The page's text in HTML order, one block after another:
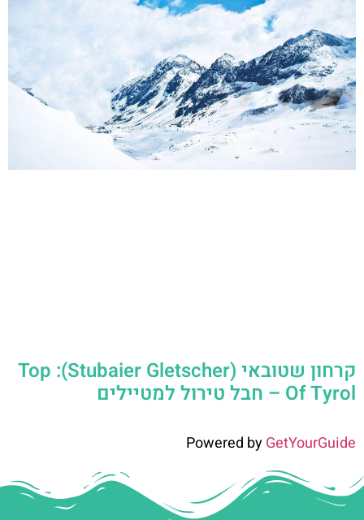
קרחון שטובאי (Stubaier Gletscher): Top
Of Tyrol – חבל טירול למטיילים
Powered byGetYourGuide